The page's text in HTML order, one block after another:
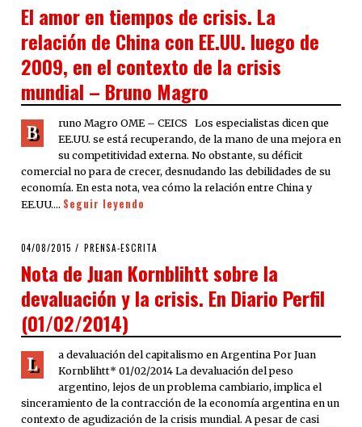
El amor en tiempos de crisis. La
relación de China con EE.UU. luego de
2009, en el contexto de la crisis
mundial – Bruno Magro
B
runo Magro OME – CEICS Los especialistas dicen que
EE.UU. se está recuperando, de la mano de una mejora en
su competitividad externa. No obstante, su déficit
comercial no para de crecer, desnudando las debilidades de su
economía. En esta nota, vea cómo la relación entre China y
EE.UU.… Seguir leyendo
POSTED
04/08/2015 PRENSA-ESCRITA
Nota de Juan Kornblihtt sobre la
devaluación y la crisis. En Diario Perfil
(01/02/2014)
L
a devaluación del capitalismo en Argentina Por Juan
Kornblihtt* 01/02/2014 La devaluación del peso
argentino, lejos de un problema cambiario, implica el
sinceramiento de la contracción de la economía argentina en un
contexto de agudización de la crisis mundial. A pesar de casi